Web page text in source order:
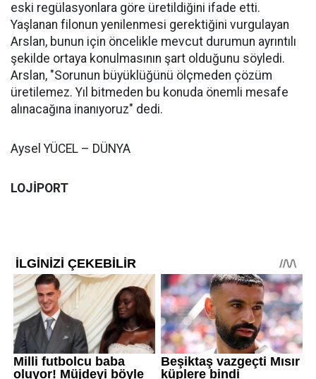
eski regülasyonlara göre üretildiğini ifade etti.
Yaşlanan filonun yenilenmesi gerektiğini vurgulayan
Arslan, bunun için öncelikle mevcut durumun ayrıntılı
şekilde ortaya konulmasının şart olduğunu söyledi.
Arslan, "Sorunun büyüklüğünü ölçmeden çözüm
üretilemez. Yıl bitmeden bu konuda önemli mesafe
alınacağına inanıyoruz" dedi.
Aysel YÜCEL – DÜNYA
LOJİPORT